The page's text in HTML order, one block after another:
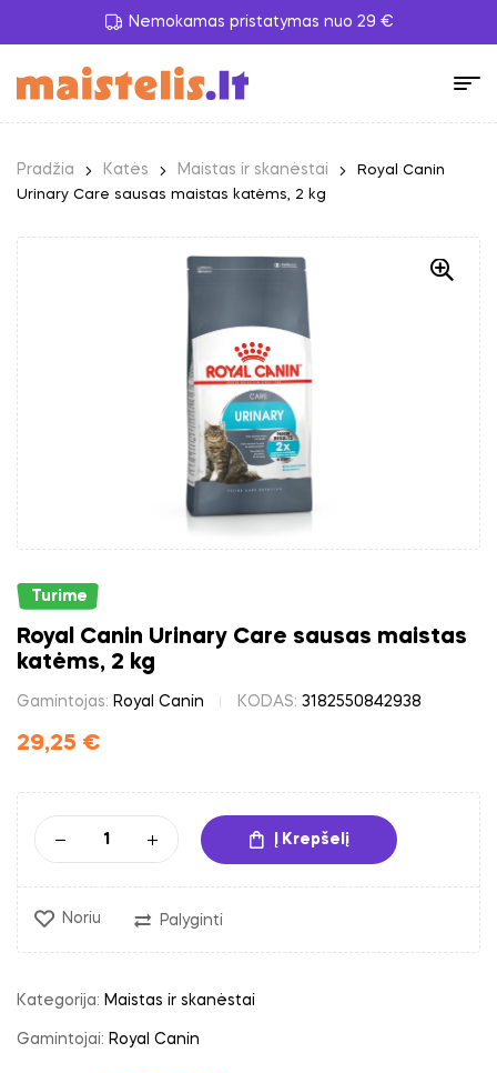
Nemokamas pristatymas nuo 29 €
Pradžia Katės Maistas ir skanėstai
Royal Canin
Urinary Care sausas maistas katėms, 2 kg
Turime
Royal Canin Urinary Care sausas maistas
katėms, 2 kg
Gamintojas: Royal Canin KODAS: 3182550842938
29,25 €
Į Krepšelį
Noriu Palyginti
Kategorija: Maistas ir skanėstai
Gamintojai: Royal Canin